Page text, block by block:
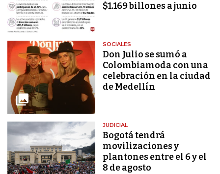
$1.169 billones a junio
SOCIALES
Don Julio se sumó a
Colombiamoda con una
celebración en la ciudad
de Medellín
JUDICIAL
Bogotá tendrá
movilizaciones y
plantones entre el 6 y el
8 de agosto